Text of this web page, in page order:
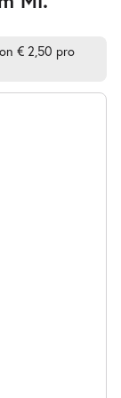
€ 2,50 pro